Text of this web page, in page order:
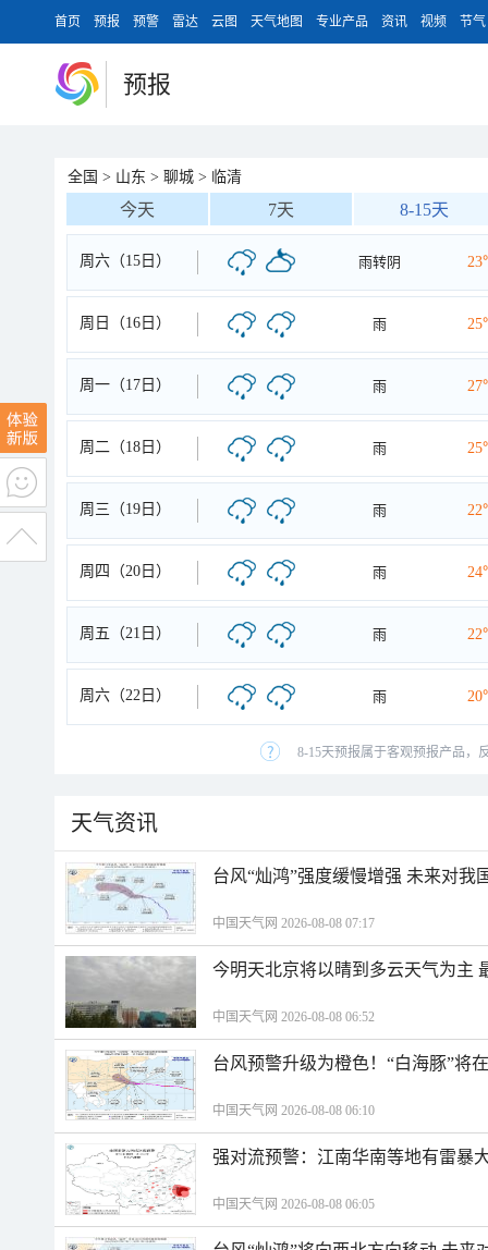
首页 预报 预警 雷达 云图 天气地图 专业产品 资讯 视频 节气
预报
全国 > 山东 > 聊城 > 临清
今天 7天 8-15天
周六（15日） 雨转阴
周日（16日） 雨
周一（17日） 雨
周二（18日） 雨
周三（19日） 雨
周四（20日） 雨
周五（21日） 雨
周六（22日） 雨
8-15天预报属于客观预报产品，
天气资讯
台风“灿鸿”强度缓慢增强 未来对我
中国天气网 2026-08-08 07:17
今明天北京将以晴到多云天气为主
中国天气网 2026-08-08 06:52
台风预警升级为橙色！“白海豚”将
中国天气网 2026-08-08 06:10
强对流预警：江南华南等地有雷暴
中国天气网 2026-08-08 06:05